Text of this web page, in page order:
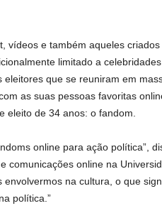
vídeos e também aqueles criados
limitado a
que se reuniram em
as suas pessoas favoritas
eleito de 34 anos: o fandom.
online para ação política”,
comunicações online na
na cultura, o que
política.”